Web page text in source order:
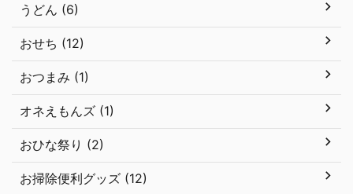
うどん (6)
おせち (12)
おつまみ (1)
オネえもんズ (1)
おひな祭り (2)
お掃除便利グッズ (12)